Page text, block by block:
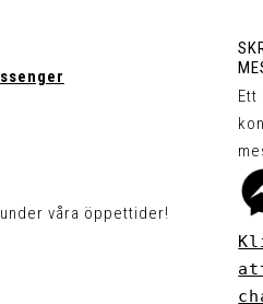
våra öppettider!
Ett